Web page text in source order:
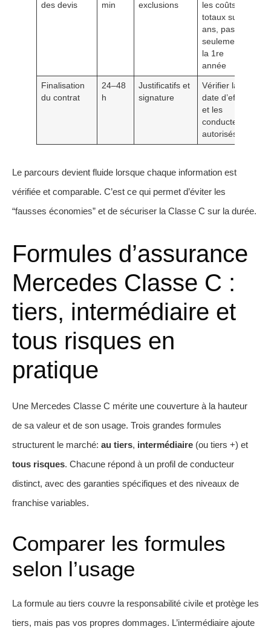
des devis
min
exclusions
les coûts
totaux sur 3
ans, pas
seulement
la 1re
année
Finalisation
du contrat
24–48
h
Justificatifs et
signature
Vérifier la
date d’effet
et les
conducteurs
autorisés
Le parcours devient fluide lorsque chaque information est
vérifiée et comparable. C’est ce qui permet d’éviter les
“fausses économies” et de sécuriser la Classe C sur la durée.
Formules d’assurance
Mercedes Classe C :
tiers, intermédiaire et
tous risques en
pratique
Une Mercedes Classe C mérite une couverture à la hauteur
de sa valeur et de son usage. Trois grandes formules
structurent le marché: au tiers, intermédiaire (ou tiers +) et
tous risques. Chacune répond à un profil de conducteur
distinct, avec des garanties spécifiques et des niveaux de
franchise variables.
Comparer les formules
selon l’usage
La formule au tiers couvre la responsabilité civile et protège les
tiers, mais pas vos propres dommages. L’intermédiaire ajoute